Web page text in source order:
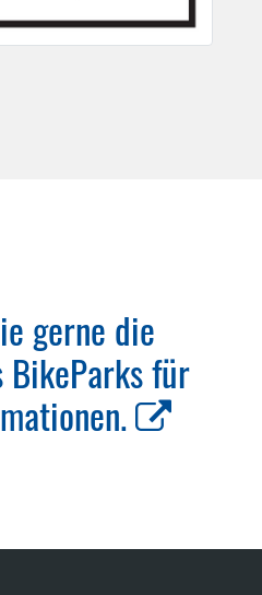
gerne die
BikeParks für